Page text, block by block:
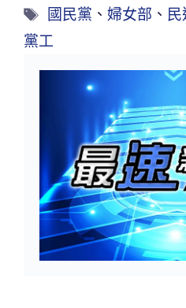
國民黨 、婦女部 、
黨工